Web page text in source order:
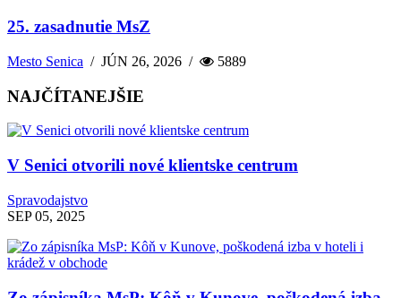
25. zasadnutie MsZ
Mesto Senica /JÚN 26, 2026 / 5889
NAJČÍTANEJŠIE
V Senici otvorili nové klientske centrum
Spravodajstvo
SEP 05, 2025